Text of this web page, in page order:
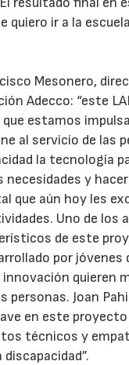
quiero ir a la
Mesonero,
Adecco: “este
estamos
al servicio de las
la tecnología
necesidades y
que aún hoy les
Uno de los
de este
por jóvenes
quieren
personas. Joan
en este
técnicos y